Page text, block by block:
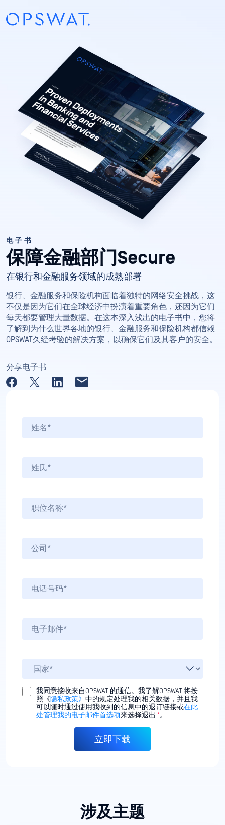
电子书
保障金融部门Secure
在银行和金融服务领域的成熟部署
银行、金融服务和保险机构面临着独特的网络安全挑战，这
不仅是因为它们在全球经济中扮演着重要角色，还因为它们
每天都要管理大量数据。在这本深入浅出的电子书中，您将
了解到为什么世界各地的银行、金融服务和保险机构都信赖
OPSWAT久经考验的解决方案，以确保它们及其客户的安全。
分享电子书
我同意接收来自OPSWAT 的通信。我了解OPSWAT 将按
照《隐私政策》 中的规定处理我的相关数据，并且我
可以随时通过使用我收到的信息中的退订链接或在此
处管理我的电子邮件首选项来选择退出 *。
涉及主题